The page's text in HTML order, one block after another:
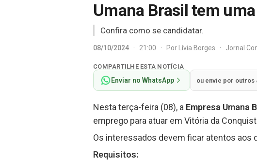
Umana Brasil tem
Confira como se candidatar.
08/10/2024 · 21:00 · PorLívia Borges · Jornal
COMPARTILHE ESTA NOTÍCIA
Enviar no WhatsApp ou envie por outros
Nesta terça-feira (08), a Empresa Umana
emprego para atuar em Vitória da
Os interessados devem ficar atentos aos
Requisitos: